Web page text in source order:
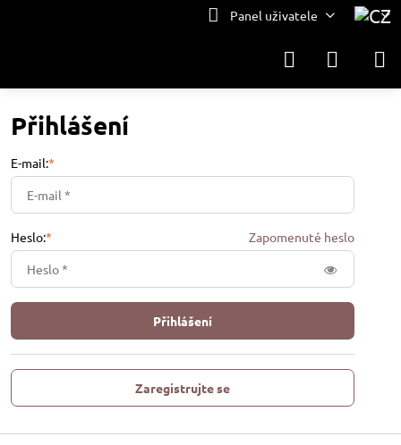
Panel uživatele
Přihlášení
E-mail:*
Zapomenuté heslo
Heslo:*
Přihlášení
Zaregistrujte se